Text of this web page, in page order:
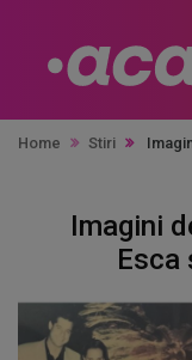
Home Stiri
Imagini
Esca